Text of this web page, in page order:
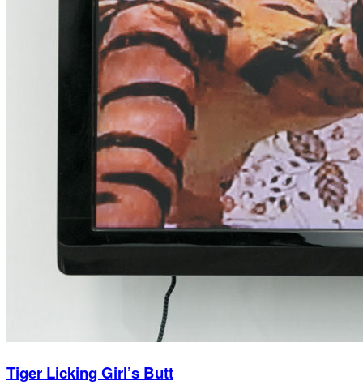
Tiger Licking Girl’s Butt